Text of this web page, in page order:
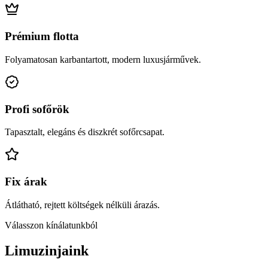
Prémium flotta
Folyamatosan karbantartott, modern luxusjárművek.
Profi sofőrök
Tapasztalt, elegáns és diszkrét sofőrcsapat.
Fix árak
Átlátható, rejtett költségek nélküli árazás.
Válasszon kínálatunkból
Limuzinjaink